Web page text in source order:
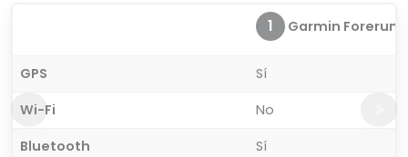
1 Garmin
GPS
Sí
Wi-Fi
No
Bluetooth
Sí